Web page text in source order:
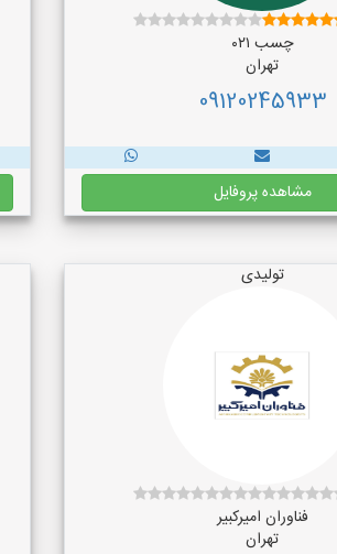
چسب ۰۲۱
تهران
09120245933
مشاهده پروفایل
تولیدی
فناوران امیرکبیر
تهران